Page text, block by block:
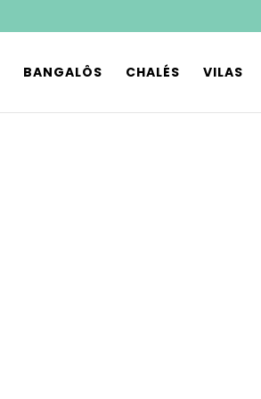
BANGALÔS CHALÉS VILAS